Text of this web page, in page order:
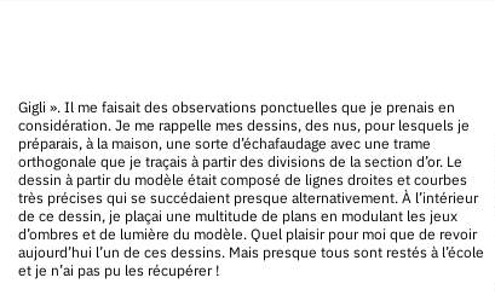
Gigli ». Il me faisait des observations ponctuelles que je prenais en
considération. Je me rappelle mes dessins, des nus, pour lesquels je
préparais, à la maison, une sorte d’échafaudage avec une trame
orthogonale que je traçais à partir des divisions de la section d’or. Le
dessin à partir du modèle était composé de lignes droites et courbes
très précises qui se succédaient presque alternativement. À l’intérieur
de ce dessin, je plaçai une multitude de plans en modulant les jeux
d’ombres et de lumière du modèle. Quel plaisir pour moi que de revoir
aujourd’hui l’un de ces dessins. Mais presque tous sont restés à l’école
et je n’ai pas pu les récupérer !